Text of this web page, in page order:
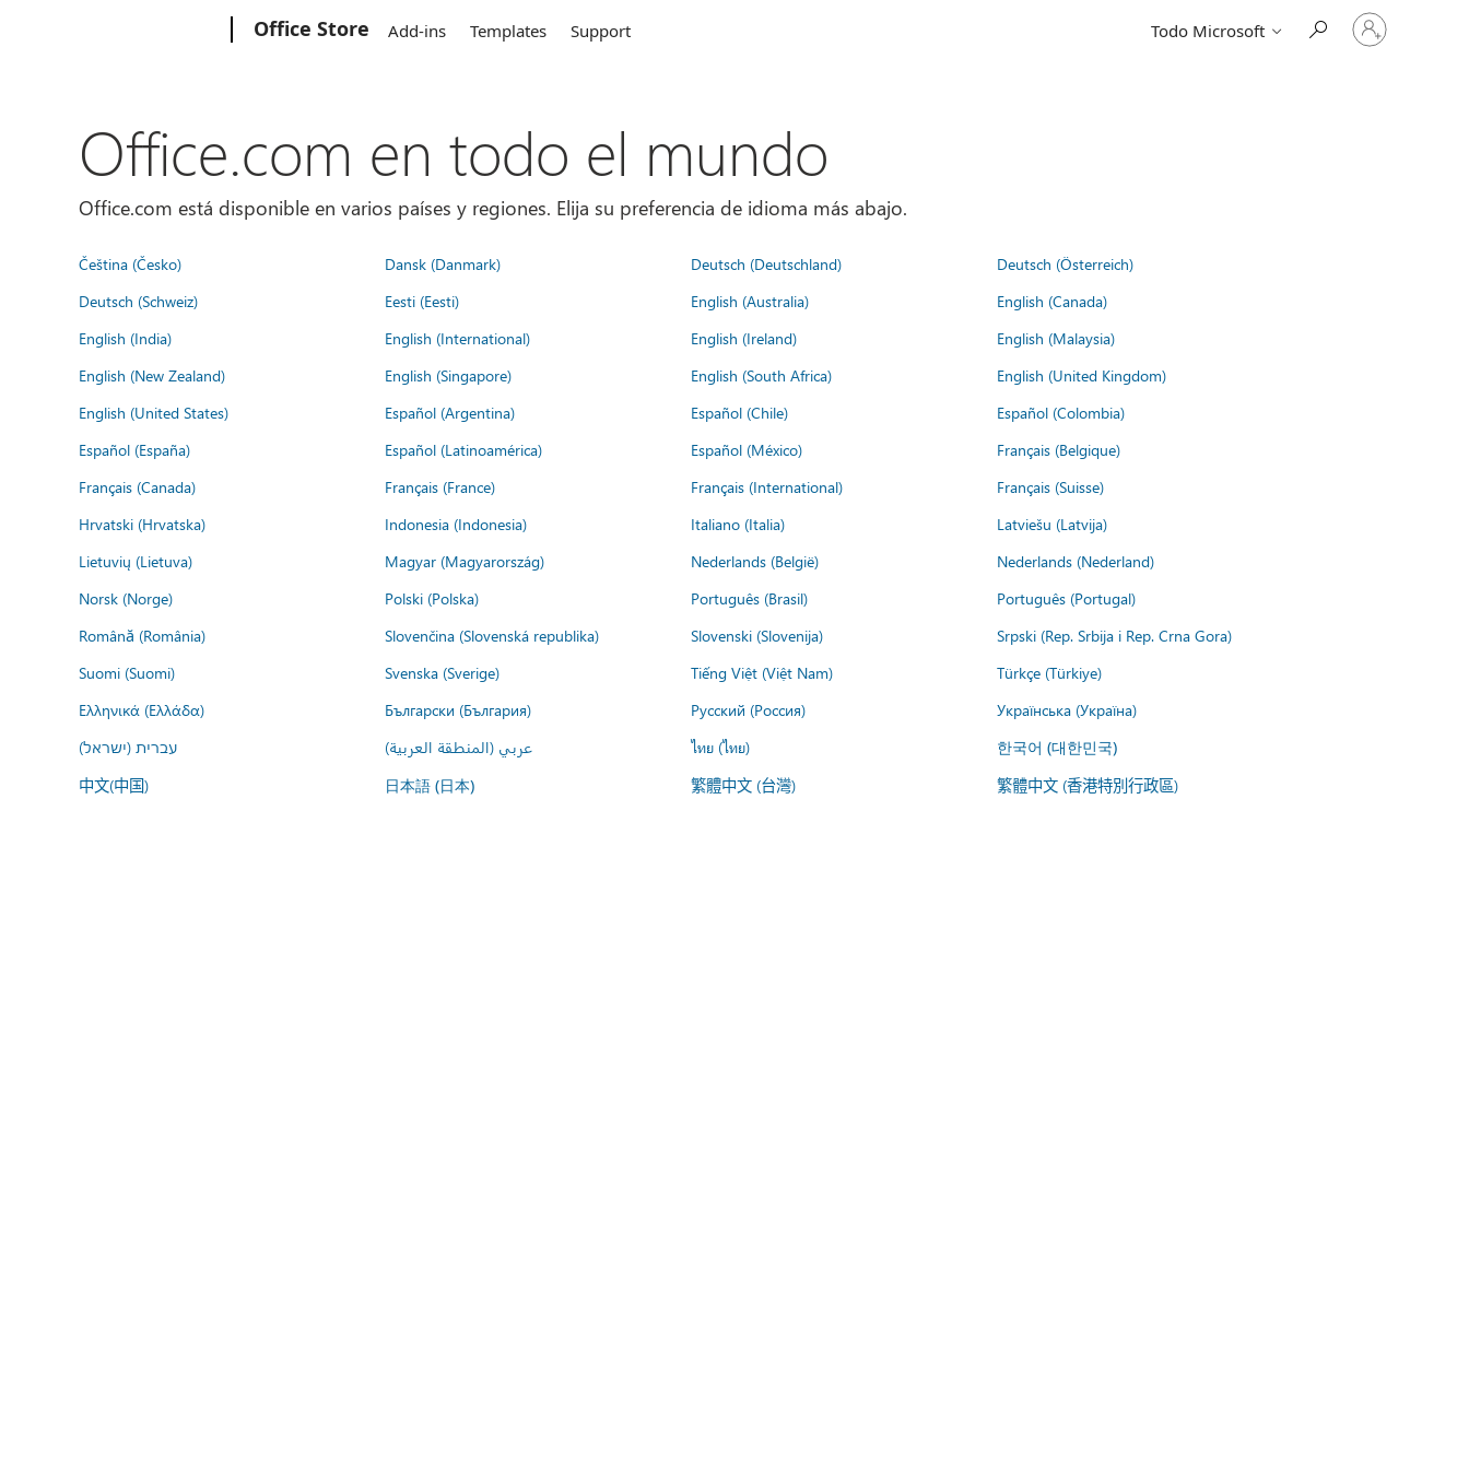
Office Store Add-ins Templates Support Todo Microsoft
Iniciar
sesión
Office.com en todo el mundo
Office.com está disponible en varios países y regiones. Elija su preferencia de idioma más abajo.
Čeština (Česko) Dansk (Danmark) Deutsch (Deutschland)
Deutsch (Österreich)
Deutsch (Schweiz)
Eesti (Eesti) English (Australia)
English (Canada)
English (India)
English (International) English (Ireland)
English (Malaysia)
English (New Zealand)
English (Singapore) English (South Africa)
English (United Kingdom)
English (United States)
Español (Argentina) Español (Chile)
Español (Colombia)
Español (España)
Español (Latinoamérica) Español (México)
Français (Belgique)
Français (Canada)
Français (France) Français (International)
Français (Suisse)
Hrvatski (Hrvatska)
Indonesia (Indonesia) Italiano (Italia)
Latviešu (Latvija)
Lietuvių (Lietuva)
Magyar (Magyarország) Nederlands (België)
Nederlands (Nederland)
Norsk (Norge)
Polski (Polska) Português (Brasil)
Português (Portugal)
Română (România)
Slovenčina (Slovenská republika) Slovenski (Slovenija)
Srpski (Rep. Srbija i Rep. Crna Gora)
Suomi (Suomi)
Svenska (Sverige) Tiếng Việt (Việt Nam)
Türkçe (Türkiye)
Ελληνικά (Ελλάδα)
Български (България) Русский (Россия)
Українська (Україна)
עברית (ישראל)
عربي (المنطقة العربية) ไทย (ไทย) 한국어 (대한민국)
中文(中国) 日本語 (日本) 繁體中文 (台灣) 繁體中文 (香港特別行政區)